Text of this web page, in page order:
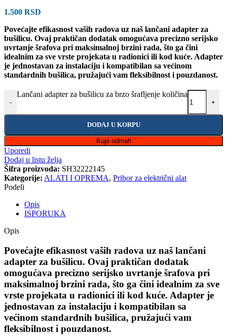
1.500 RSD
Povećajte efikasnost vaših radova uz naš lančani adapter za
bušilicu. Ovaj praktičan dodatak omogućava precizno serijsko
uvrtanje šrafova pri maksimalnoj brzini rada, što ga čini
idealnim za sve vrste projekata u radionici ili kod kuće. Adapter
je jednostavan za instalaciju i kompatibilan sa većinom
standardnih bušilica, pružajući vam fleksibilnost i pouzdanost.
-
Lančani adapter za bušilicu za brzo šrafljenje količina
+
DODAJ U KORPU
Kupi odmah
Uporedi
Dodaj u listu želja
Šifra proizvoda: SH32222145
Kategorije: ALATI I OPREMA, Pribor za električni alat
Podeli
Opis
ISPORUKA
Opis
Povećajte efikasnost vaših radova uz naš lančani
adapter za bušilicu. Ovaj praktičan dodatak
omogućava precizno serijsko uvrtanje šrafova pri
maksimalnoj brzini rada, što ga čini idealnim za sve
vrste projekata u radionici ili kod kuće. Adapter je
jednostavan za instalaciju i kompatibilan sa
većinom standardnih bušilica, pružajući vam
fleksibilnost i pouzdanost.